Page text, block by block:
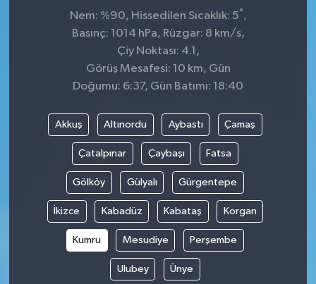
Nem: %90, Hissedilen Sıcaklık: 5° ,
Basınç: 1014 hPa, Rüzgar: 8 km/s,
Çiy Noktası: 4.1,
Görüş Mesafesi: 10 km, Gün
Doğumu: 6:37, Gün Batımı: 18:40
Akkuş Altınordu Aybastı Çamaş
Çatalpınar Çaybaşı Fatsa
Gölköy Gülyalı Gürgentepe
İkizce Kabadüz Kabataş Korgan
Kumru Mesudiye Perşembe
Ulubey Ünye